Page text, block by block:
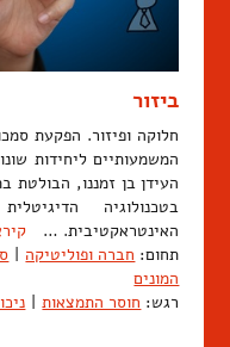
ביזור
חלוקה ופיזור. הפקעת
המשמעותיים ליחידות
העידן בן זמננו, הבולטת
בטכנולוגיה
האינטראקטיבית. …
תחום: חברה ופוליטיקה |
המונים
רגש: חוסר התמצאות |